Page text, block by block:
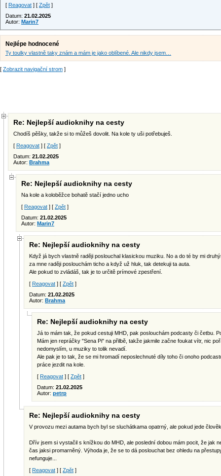
[ Reagovat ] [ Zpět ]
Datum: 21.02.2025
Autor: Marin7
Nejlépe hodnocené
Ty toulky vlastně taky znám a mám je jako oblíbené. Ale nikdy jsem…
[ Zobrazit navigační strom ]
Re: Nejlepší audioknihy na cesty
Chodíš pěšky, takže si to můžeš dovolit. Na kole ty uši potřebuješ.
[ Reagovat ] [ Zpět ]
Datum: 21.02.2025
Autor: Brahma
Re: Nejlepší audioknihy na cesty
Na kole a koloběžce bohatě stačí jedno ucho
[ Reagovat ] [ Zpět ]
Datum: 21.02.2025
Autor: Marin7
Re: Nejlepší audioknihy na cesty
Když já bych vlastně raději poslouchal klasickou muziku. No a do té by mi
za mne raději poslouchám ticho a když už hluk, tak detekuji ta auta.
Ale pokud to zvládáš, tak je to určitě prímové zpestření.
[ Reagovat ] [ Zpět ]
Datum: 21.02.2025
Autor: Brahma
Re: Nejlepší audioknihy na cesty
Já to mám tak, že pokud cestuji MHD, pak poslouchám podcasty či četbu.
Mám jen repráčky "Sena Pi" na přilbě, takže jakmile začne foukat vítr, nic
nedomyslím, u muziky to tolik nevadí.
Ale pak je to tak, že se mi hromadí neposlechnuté díly toho či onoho
práce jezdit na kole.
[ Reagovat ] [ Zpět ]
Datum: 21.02.2025
Autor: petrp
Re: Nejlepší audioknihy na cesty
V provozu mezi autama bych byl se sluchátkama opatrný, ale pokud jede
Dřív jsem si vystačil s knížkou do MHD, ale poslední dobou mám pocit, že jak
čas jaksi promarněný. Výhoda je, že se to dá poslouchat bez ohledu na
nefunguje...
[ Reagovat ] [ Zpět ]